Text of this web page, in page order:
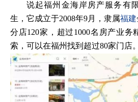
说起福州金海岸房产服务有
生，它成立于2008年9月，隶属福建
分店120家，超过1000名房产业务
索，可以在福州找到超过80家门店。